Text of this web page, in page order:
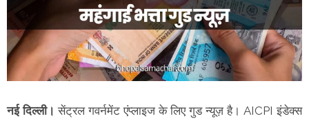
नई दिल्ली। सेंट्रल गवर्नमेंट एंप्लाइज के लिए गुड न्यूज़ है। AICPI इंडेक्स